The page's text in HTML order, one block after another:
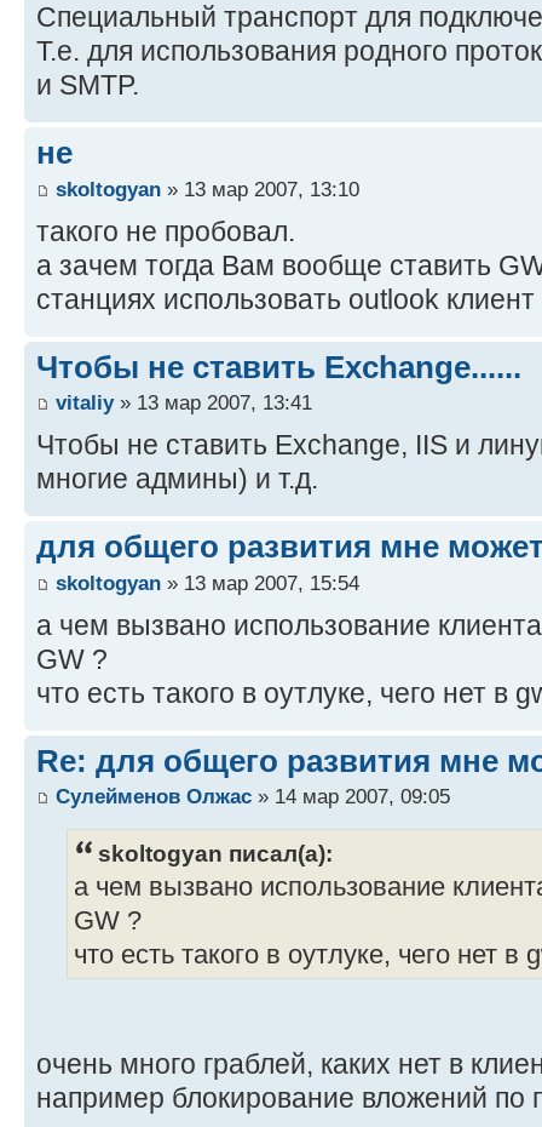
Специальный транспорт для
Т.е. для использования родного
и SMTP.
не
skoltogyan » 13 мар 2007, 13:10
такого не пробовал.
а зачем тогда Вам вообще ставить
станциях использовать outlook
Чтобы не ставить Exchange......
vitaliy» 13 мар 2007, 13:41
Чтобы не ставить Exchange, IIS и
многие админы) и т.д.
для общего развития мне
skoltogyan » 13 мар 2007, 15:54
а чем вызвано использование
GW ?
что есть такого в оутлуке, чего нет в
Re: для общего развития мне
Сулейменов Олжас » 14 мар 2007, 09:05
skoltogyan писал(а):
а чем вызвано использование
GW ?
что есть такого в оутлуке, чего нет в
очень много граблей, каких нет в
например блокирование вложений по